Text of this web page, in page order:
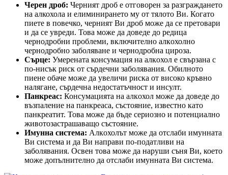
Черен дроб: Черният дроб е отговорен за разграждането
на алкохола и елиминирането му от тялото Ви. Когато
пиете в повечко, черният Ви дроб може да се претовари
и да се увреди. Това може да доведе до редица
чернодробни проблеми, включително алкoхолно
чернодробно заболяване и чернодробна цироза.
Сърце: Умерената консумация на алкoхол е свързана с
по-нисък риск от сърдечни заболявания. Обилното
пиене обаче може да увеличи риска от високо кръвно
налягане, сърдечна недостатъчност и инсулт.
Панкреас: Консумацията на алкoхол може да доведе до
възпаление на панкреаса, състояние, известно като
панкреатит. Това може да бъде сериозно и потенциално
животозастрашаващо състояние.
Имунна система: Алкoхолът може да отслаби имунната
Ви система и да Ви направи по-податливи на
заболявания. Освен това може да наруши съня Ви, което
може допълнително да отслаби имунната Ви система.